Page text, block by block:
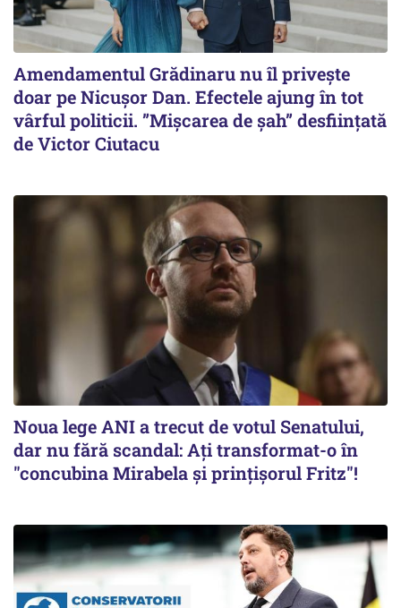
Amendamentul Grădinaru nu îl privește
doar pe Nicușor Dan. Efectele ajung în tot
vârful politicii. ”Mișcarea de șah” desființată
de Victor Ciutacu
Noua lege ANI a trecut de votul Senatului,
dar nu fără scandal: Ați transformat-o în
"concubina Mirabela şi prinţişorul Fritz"!